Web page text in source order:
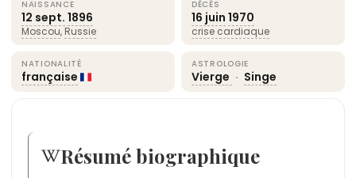
NAISSANCE
12 sept. 1896
Moscou, Russie
DÉCÈS
16 juin 1970
crise cardiaque
NATIONALITÉ
française
ASTROLOGIE
Vierge · Singe
Résumé biographique